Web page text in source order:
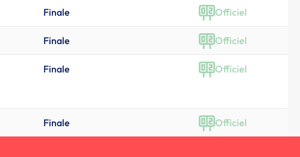
Finale Officiel
Finale Officiel
Finale Officiel
Finale Officiel